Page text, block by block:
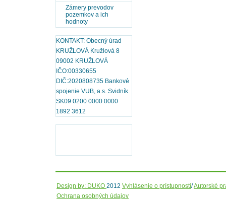
Zámery prevodov
pozemkov a ich
hodnoty
KONTAKT: Obecný úrad
KRUŽLOVÁ Kružlová 8
09002 KRUŽLOVÁ
IČO:00330655
DIČ:2020808735 Bankové
spojenie VUB, a.s. Svidník
SK09 0200 0000 0000
1892 3612
Design by: DUKO 2012 Vyhlásenie o prístupnosti/Autorské
Ochrana osobných údajov